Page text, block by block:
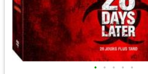
• • • • •